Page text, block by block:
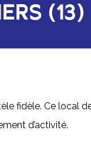
(13)
fidèle. Ce local
d’activité.